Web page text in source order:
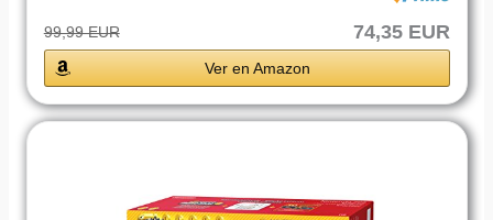
99,99 EUR 74,35 EUR
Ver en Amazon